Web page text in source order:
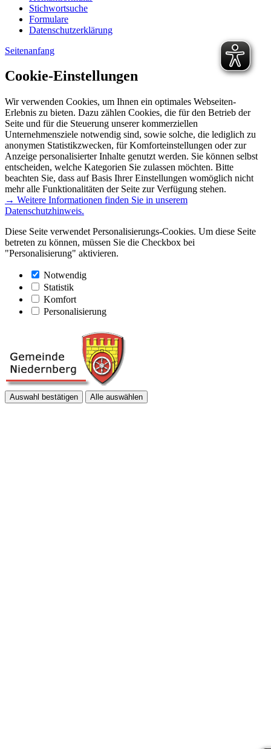
Stichwortsuche
Formulare
Datenschutzerklärung
Seitenanfang
Cookie-Einstellungen
Wir verwenden Cookies, um Ihnen ein optimales Webseiten-
Erlebnis zu bieten. Dazu zählen Cookies, die für den Betrieb der
Seite und für die Steuerung unserer kommerziellen
Unternehmensziele notwendig sind, sowie solche, die lediglich zu
anonymen Statistikzwecken, für Komforteinstellungen oder zur
Anzeige personalisierter Inhalte genutzt werden. Sie können selbst
entscheiden, welche Kategorien Sie zulassen möchten. Bitte
beachten Sie, dass auf Basis Ihrer Einstellungen womöglich nicht
mehr alle Funktionalitäten der Seite zur Verfügung stehen.
→ Weitere Informationen finden Sie in unserem
Datenschutzhinweis.
Diese Seite verwendet Personalisierungs-Cookies. Um diese Seite
betreten zu können, müssen Sie die Checkbox bei
"Personalisierung" aktivieren.
Notwendig
Statistik
Komfort
Personalisierung
Auswahl bestätigen Alle auswählen